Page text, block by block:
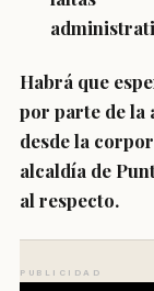
Habrá que
por parte de la
desde la
alcaldía de
al respecto.
PUBLICIDAD